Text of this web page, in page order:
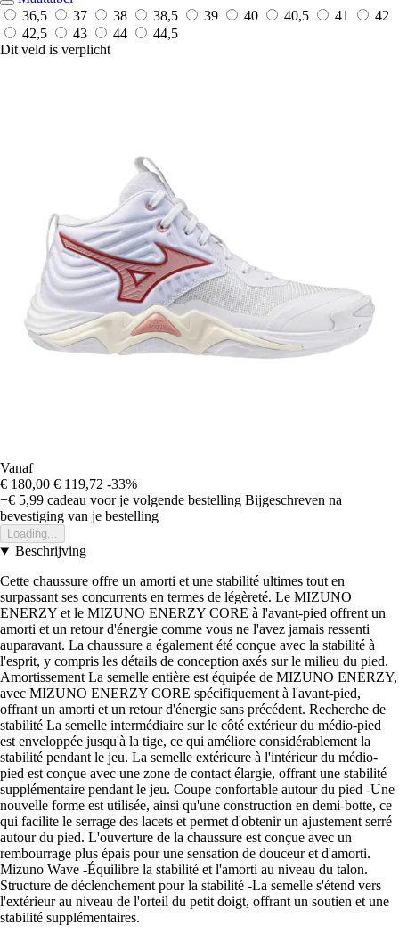
36,5
37 38 38,5 39 40 40,5 41
42
42,5
43 44
44,5
Dit veld is verplicht
Vanaf
€ 180,00 € 119,72 -33%
+€ 5,99 cadeau voor je volgende bestelling Bijgeschreven na
bevestiging van je bestelling
Loading...
Beschrijving
Cette chaussure offre un amorti et une stabilité ultimes tout en
surpassant ses concurrents en termes de légèreté. Le MIZUNO
ENERZY et le MIZUNO ENERZY CORE à l'avant-pied offrent un
amorti et un retour d'énergie comme vous ne l'avez jamais ressenti
auparavant. La chaussure a également été conçue avec la stabilité à
l'esprit, y compris les détails de conception axés sur le milieu du pied.
Amortissement La semelle entière est équipée de MIZUNO ENERZY,
avec MIZUNO ENERZY CORE spécifiquement à l'avant-pied,
offrant un amorti et un retour d'énergie sans précédent. Recherche de
stabilité La semelle intermédiaire sur le côté extérieur du médio-pied
est enveloppée jusqu'à la tige, ce qui améliore considérablement la
stabilité pendant le jeu. La semelle extérieure à l'intérieur du médio-
pied est conçue avec une zone de contact élargie, offrant une stabilité
supplémentaire pendant le jeu. Coupe confortable autour du pied -Une
nouvelle forme est utilisée, ainsi qu'une construction en demi-botte, ce
qui facilite le serrage des lacets et permet d'obtenir un ajustement serré
autour du pied. L'ouverture de la chaussure est conçue avec un
rembourrage plus épais pour une sensation de douceur et d'amorti.
Mizuno Wave -Équilibre la stabilité et l'amorti au niveau du talon.
Structure de déclenchement pour la stabilité -La semelle s'étend vers
l'extérieur au niveau de l'orteil du petit doigt, offrant un soutien et une
stabilité supplémentaires.